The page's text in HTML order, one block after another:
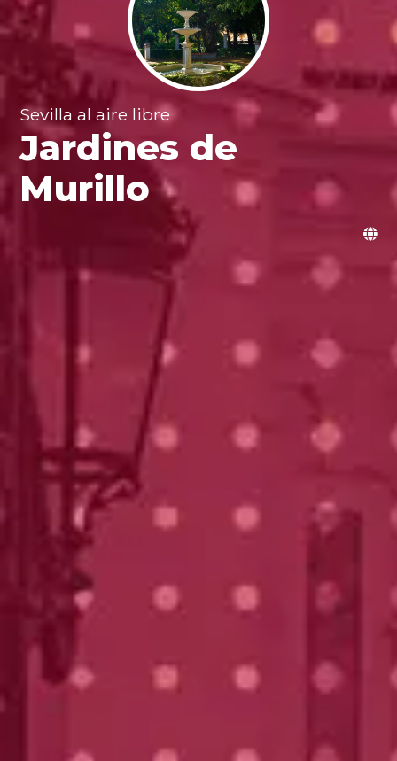
Sevilla al aire libre
Jardines de
Murillo